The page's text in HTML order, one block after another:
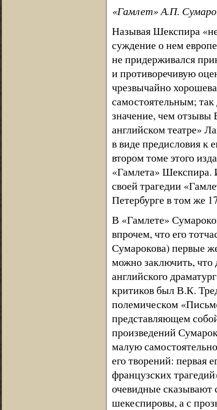
«Гамлет» А.П.
Называя Шекспира
суждение о нем
не придерживался
и противоречивую
чрезвычайно
самостоятельным;
значение, чем отзывы
английском театре»
в виде предисловия к
втором томе этого
«Гамлета» Шекспира.
своей трагедии
Петербурге в том же
В «Гамлете»
впрочем, что его
Сумарокова) первые
можно заключить, что
английского
критиков был В.К.
полемическом
представляющем
произведений
малую
его творений: первая
французских
очевидные сказывают
шекеспировы, а с